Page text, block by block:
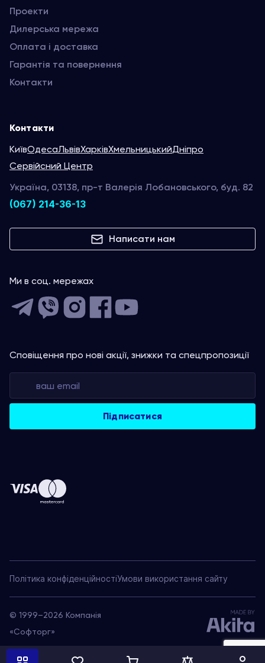
Проекти
Дилерська мережа
Оплата і доставка
Гарантія та повернення
Контакти
Контакти
КиївОдесаЛьвівХарківХмельницькийДніпро
Сервійсний Центр
Україна, 03138, пр-т Валерія Лобановського, буд. 82
(067) 214-36-13
Написати нам
Ми в соц. мережах
Сповіщення про нові акції, знижки та спецпропозиції
© 1999–2026 Компанія
«Софторг»
Політика конфіденційностіУмови використання сайту